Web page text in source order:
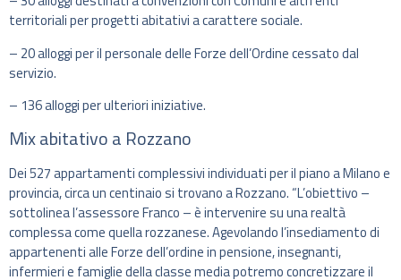
territoriali per progetti abitativi a carattere sociale.
– 20 alloggi per il personale delle Forze dell’Ordine cessato dal
servizio.
– 136 alloggi per ulteriori iniziative.
Mix abitativo a Rozzano
Dei 527 appartamenti complessivi individuati per il piano a Milano e
provincia, circa un centinaio si trovano a Rozzano. “L’obiettivo –
sottolinea l’assessore Franco – è intervenire su una realtà
complessa come quella rozzanese. Agevolando l’insediamento di
appartenenti alle Forze dell’ordine in pensione, insegnanti,
infermieri e famiglie della classe media potremo concretizzare il